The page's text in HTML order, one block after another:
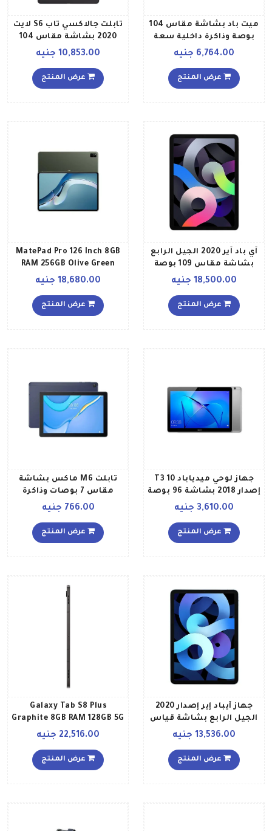
ميت باد بشاشة مقاس 104
بوصة وذاكرة داخلية سعة
128 جيجابايت وذاكرة رام
تردد شبكة LTE ولوحة
مفاتيح إصدار 2022، رمادي
6,764.00 جنيه
عرض المنتج
تابلت جالاكسي تاب S6 لايت
2020 بشاشة مقاس 104
بوصات وذاكرة داخلية سعة
جيجابايت ومزود بتقنيات
الواي فاي و4G LTE، إصدار
10,853.00 جنيه
عرض المنتج
آي باد آير 2020 الجيل الرابع
بشاشة مقاس 109 بوصة
LTE ومزود بخاصية الواي
فاي وتطبيق فيس تايم، لون
18,500.00 جنيه
عرض المنتج
MatePad Pro 126 Inch 8GB
RAM 256GB Olive Green
Middle East Version
18,680.00 جنيه
عرض المنتج
جهاز لوحي ميدياباد T3 10
إصدار 2018 بشاشة 96 بوصة
وذاكرة داخلية 16 جيجابايت
LTE، لون رمادي فلكي
3,610.00 جنيه
عرض المنتج
تابلت M6 ماكس بشاشة
مقاس 7 بوصات وذاكرة
داخلية سعة 8 جيجابايت
وخاصية الاتصال بالواي فاي،
766.00 جنيه
عرض المنتج
جهاز آيباد إير إصدار 2020
الجيل الرابع بشاشة قياس
109 بوصة وذاكرة داخلية
تقنية الواي فاي مع تطبيق
فيس تايم لون أزرق سماوي،
13,536.00 جنيه
عرض المنتج
Galaxy Tab S8 Plus
Graphite 8GB RAM 128GB 5G
Middle East Version
22,516.00 جنيه
عرض المنتج